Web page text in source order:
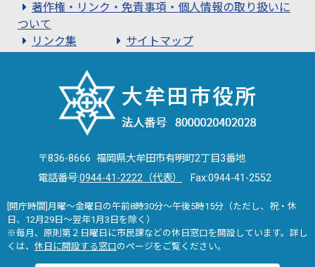
著作権・リンク・免責事項・個人情報の取り扱いに
ついて
リンク集
サイトマップ
〒836-8666 福岡県大牟田市有明町2丁目3番地
電話番号:0944-41-2222（代表） Fax:0944-41-2552
[開庁時間]月曜～金曜日の午前8時30分～午後5時15分（ただし、祝・休
日、12月29日～翌年1月3日を除く）
※毎月、原則第２日曜日に市民課などの休日窓口を開設しています。詳し
くは、 休日に開設する窓口のページをご覧ください。